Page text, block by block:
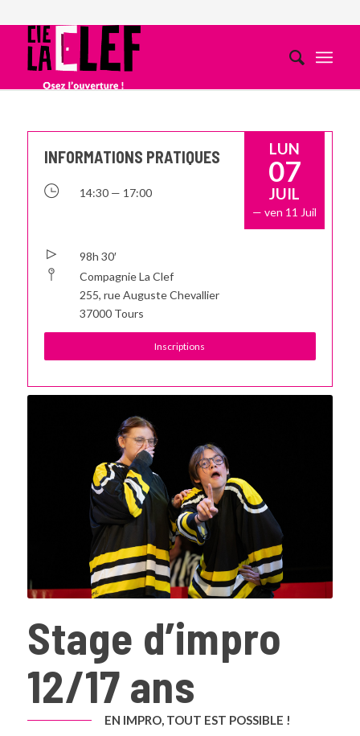
Stage d’impro
12/17 ans
EN IMPRO, TOUT EST POSSIBLE !
INFORMATIONS PRATIQUES LUN
07
JUIL
— ven 11 Juil
14:30 — 17:00
98h 30′
Compagnie La Clef
255, rue Auguste Chevallier
37000 Tours
Inscriptions